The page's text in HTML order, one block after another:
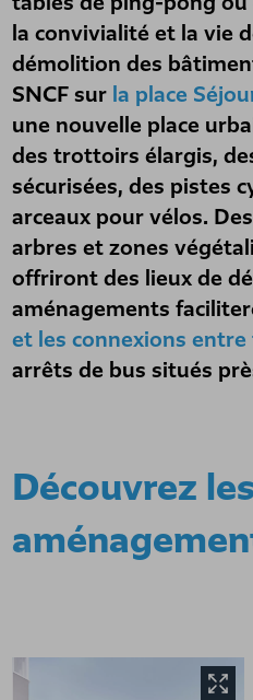
la convivialité et la vie
démolition des
SNCF sur la place
une nouvelle place
des trottoirs élargis,
sécurisées, des pistes
arceaux pour vélos.
arbres et zones
offriront des lieux de
aménagements
et les connexions
arrêts de bus situés
Découvrez les